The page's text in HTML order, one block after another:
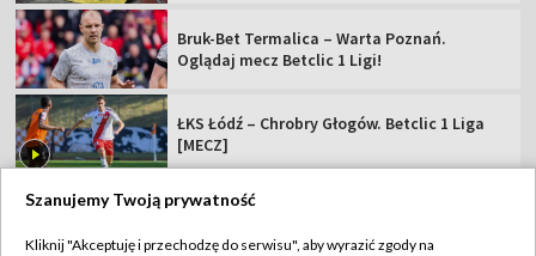
Bruk-Bet Termalica – Warta Poznań.
Oglądaj mecz Betclic 1 Ligi!
ŁKS Łódź – Chrobry Głogów. Betclic 1 Liga
[MECZ]
Szanujemy Twoją prywatność
Kliknij "Akceptuję i przechodzę do serwisu", aby wyrazić zgody na